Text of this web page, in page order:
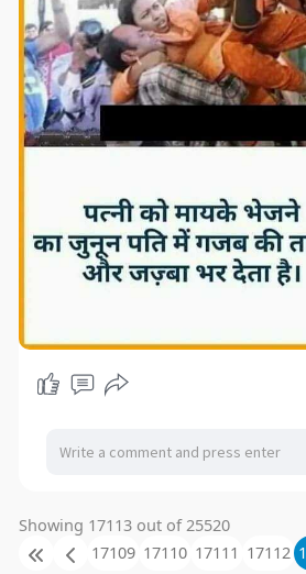
Showing 17113 out of 25520
17109 17110 17111 17112